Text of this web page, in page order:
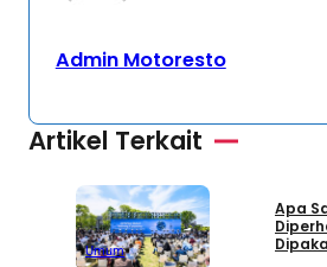
Admin Motoresto
Artikel Terkait
Umum
Apa